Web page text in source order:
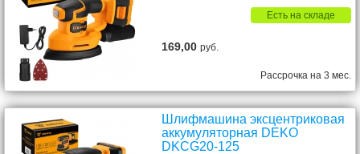
Есть на складе
169,00руб.
Рассрочка на 3 мес.
Шлифмашина эксцентриковая
аккумуляторная DEKO
DKCG20-125